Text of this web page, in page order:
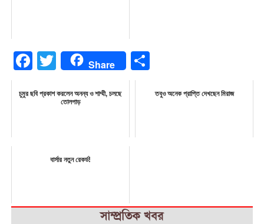
Facebook
Twitter Share
চুমুর ছবি প্রকাশ করলেন অনন্য ও শাম্মী, চলছে
তােলপাড়
তবুও অনেক প্রাপ্তি দেখছেন মিরাজ
বার্সার নতুন রেকর্ড!
সাম্প্রতিক খবর